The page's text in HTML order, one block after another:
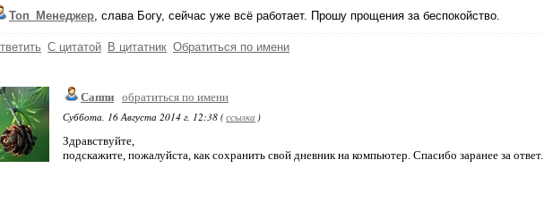
Топ_Менеджер, слава Богу, сейчас уже всё работает. Прошу прощения за беспокойство.
С цитатой В цитатник Обратиться по имени
Саппи обратиться по имени
Суббота, 16 Августа 2014 г. 12:38 (ссылка )
Здравствуйте,
подскажите, пожалуйста, как сохранить свой дневник на компьютер. Спасибо заранее за ответ.